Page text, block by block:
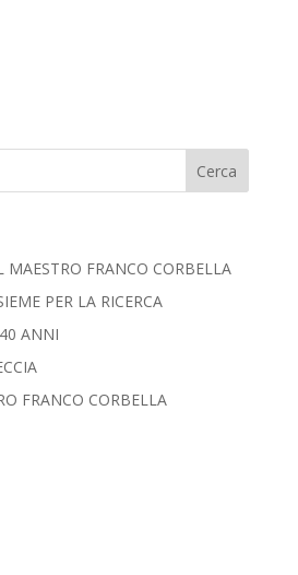
MAESTRO FRANCO CORBELLA
PER LA RICERCA
ANNI
FRANCO CORBELLA